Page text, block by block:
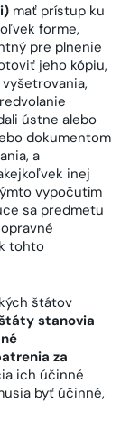
mať prístup ku
forme,
pre plnenie
jeho kópiu,
ústne alebo
dokumentom
a
inej
vypočutím
sa predmetu
tohto
štátov
stanovia
za
ich účinné
byť účinné,